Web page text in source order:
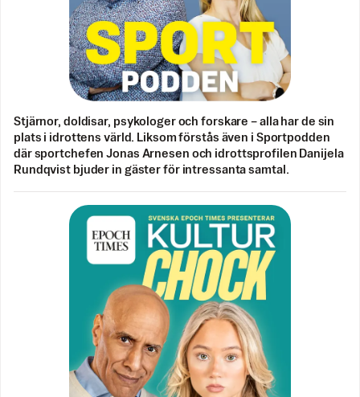
Stjärnor, doldisar, psykologer och forskare – alla har de sin
plats i idrottens värld. Liksom förstås även i Sportpodden
där sportchefen Jonas Arnesen och idrottsprofilen Danijela
Rundqvist bjuder in gäster för intressanta samtal.